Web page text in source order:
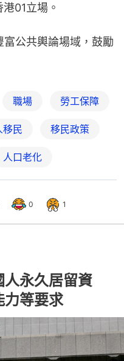
01立場。
公共輿論場域，鼓勵
職場 勞工保障
移民 移民政策
人口老化
0 1
人永久居留資
等要求